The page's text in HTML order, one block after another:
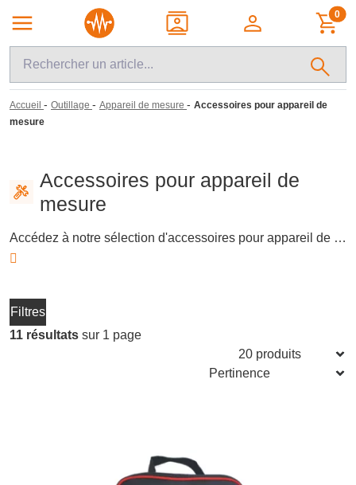
0
Accueil - Outillage - Appareil de mesure - Accessoires pour appareil de
mesure
Accessoires pour appareil de
mesure
Accédez à notre sélection d'accessoires pour appareil de mesure, essentiels pour les professionnels de l'électricité et de l'électronique. Ces équipements, incluant des cordons de mesure et des accessoires conformes à la norme NF C15-100, garantissent une connexion sécurisée et précise lors des contrôles d'installations. Découvrez des marques reconnues comme Turbotech, Catu et Chauvin Arnoux pour une précision accrue.
Filtres
11 résultats sur 1 page